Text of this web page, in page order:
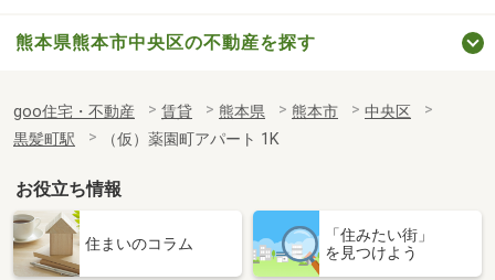
熊本県熊本市中央区の不動産を探す
goo住宅・不動産 賃貸 熊本県 熊本市
中央区
黒髪町駅
（仮）薬園町アパート 1K
お役立ち情報
住まいのコラム
「住みたい街」
を見つけよう